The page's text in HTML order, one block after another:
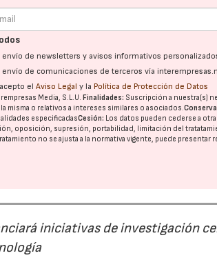
envío de newsletters y avisos informativos
envío de comunicaciones de terceros vía
elAviso Legal y la Política de Protección de Datos
Media, S.L.U.Finalidades: Suscripción a nuestra(s)
misma o relativos a intereses similares o asociados.
especificadasCesión: Los datos pueden cederse a
oposición, supresión, portabilidad, limitación del
no se ajusta a la normativa vigente, puede presentar
iniciativas de investigación